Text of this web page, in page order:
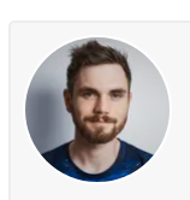
06/28/2026